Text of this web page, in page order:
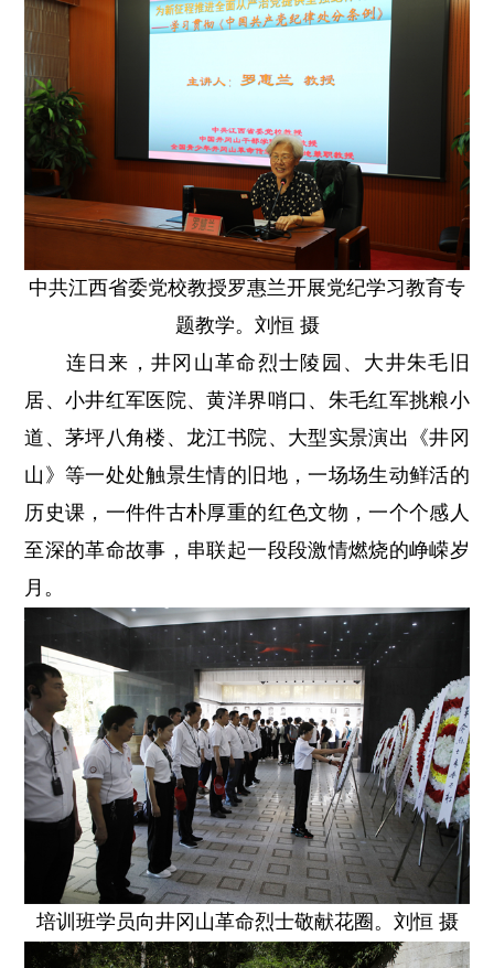
中共江西省委党校教授罗惠兰开展党纪学习教育专
题教学。刘恒 摄
连日来，井冈山革命烈士陵园、大井朱毛旧
居、小井红军医院、黄洋界哨口、朱毛红军挑粮小
道、茅坪八角楼、龙江书院、大型实景演出《井冈
山》等一处处触景生情的旧地，一场场生动鲜活的
历史课，一件件古朴厚重的红色文物，一个个感人
至深的革命故事，串联起一段段激情燃烧的峥嵘岁
月。
培训班学员向井冈山革命烈士敬献花圈。刘恒 摄